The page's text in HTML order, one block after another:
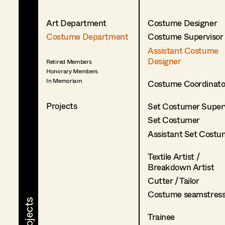
Art Department
Costume Department
Retired Members
Honorary Members
In Memoriam
Projects
Costume Designer
Costume Supervisor
Assistant Costume
Designer
Costume
Set Costumer
Set Costumer
Assistant Set
Textile Artist /
Breakdown Artist
Cutter / Tailor
Costume
Trainee